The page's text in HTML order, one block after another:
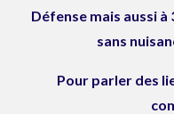
Défense mais aussi à
sans
Pour parler des